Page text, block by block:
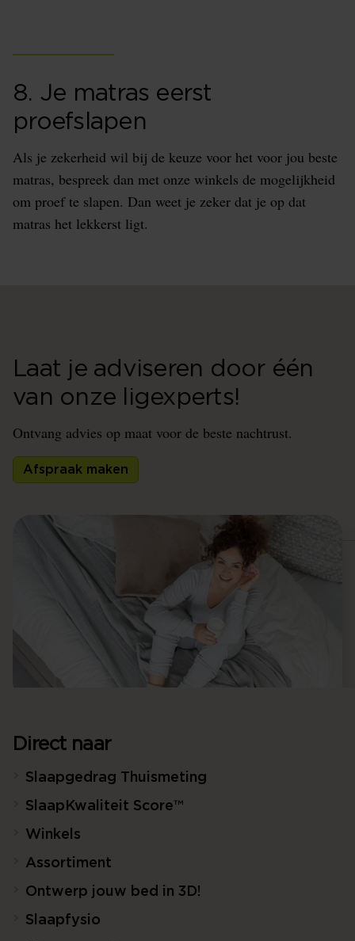
8. Je matras eerst
proefslapen
Als je zekerheid wil bij de keuze voor het voor jou beste
matras, bespreek dan met onze winkels de mogelijkheid
om proef te slapen. Dan weet je zeker dat je op dat
matras het lekkerst ligt.
Laat je adviseren door één
van onze ligexperts!
Ontvang advies op maat voor de beste nachtrust.
Afspraak maken
Direct naar
Slaapgedrag Thuismeting
SlaapKwaliteit Score™
Winkels
Assortiment
Ontwerp jouw bed in 3D!
Slaapfysio